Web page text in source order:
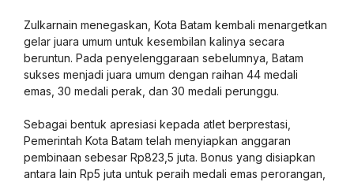
Zulkarnain menegaskan, Kota Batam kembali menargetkan
gelar juara umum untuk kesembilan kalinya secara
beruntun. Pada penyelenggaraan sebelumnya, Batam
sukses menjadi juara umum dengan raihan 44 medali
emas, 30 medali perak, dan 30 medali perunggu.
Sebagai bentuk apresiasi kepada atlet berprestasi,
Pemerintah Kota Batam telah menyiapkan anggaran
pembinaan sebesar Rp823,5 juta. Bonus yang disiapkan
antara lain Rp5 juta untuk peraih medali emas perorangan,